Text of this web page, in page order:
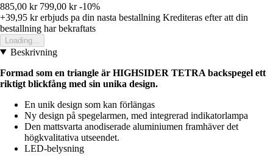
885,00 kr 799,00 kr -10%
+39,95 krerbjuds pa din nasta bestallning Krediteras efter att din
bestallning har bekraftats
Loading...
Beskrivning
Formad som en triangle är HIGHSIDER TETRA backspegel ett
riktigt blickfång med sin unika design.
En unik design som kan förlängas
Ny design på spegelarmen, med integrerad indikatorlampa
Den mattsvarta anodiserade aluminiumen framhäver det
högkvalitativa utseendet.
LED-belysning